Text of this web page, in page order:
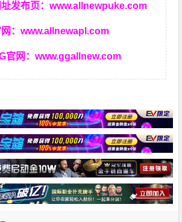
发布页：www.allnewpuke.com
：www.allnewapl.com
官网：www.ggallnew.com